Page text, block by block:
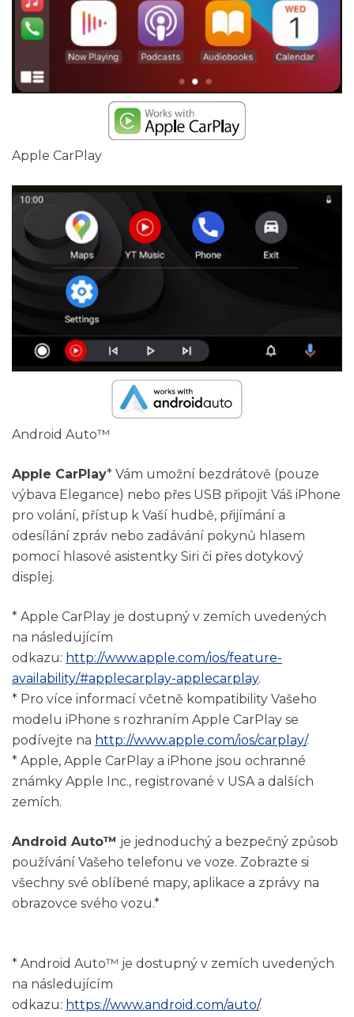
Apple CarPlay
Android Auto™
Apple CarPlay* Vám umožní bezdrátově (pouze
výbava Elegance) nebo přes USB připojit Váš iPhone
pro volání, přístup k Vaší hudbě, přijímání a
odesílání zpráv nebo zadávání pokynů hlasem
pomocí hlasové asistentky Siri či přes dotykový
displej.
* Apple CarPlay je dostupný v zemích uvedených
na následujícím
odkazu: http://www.apple.com/ios/feature-
availability/#applecarplay-applecarplay.
* Pro více informací včetně kompatibility Vašeho
modelu iPhone s rozhraním Apple CarPlay se
podívejte na http://www.apple.com/ios/carplay/.
* Apple, Apple CarPlay a iPhone jsou ochranné
známky Apple Inc., registrované v USA a dalších
zemích.
Android Auto™ je jednoduchý a bezpečný způsob
používání Vašeho telefonu ve voze. Zobrazte si
všechny své oblíbené mapy, aplikace a zprávy na
obrazovce svého vozu.*
* Android Auto™ je dostupný v zemích uvedených
na následujícím
odkazu: https://www.android.com/auto/.